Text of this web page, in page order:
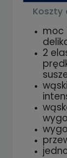
Koszty
Cena nie
moc
2